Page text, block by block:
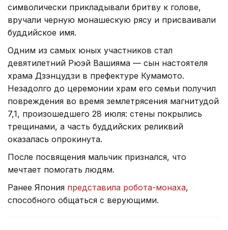
символически прикладывали бритву к голове,
вручали черную монашескую рясу и присваивали
буддийское имя.
Одним из самых юных участников стал
девятилетний Рюэй Вашияма — сын настоятеля
храма Дзэнцудзи в префектуре Кумамото.
Незадолго до церемонии храм его семьи получил
повреждения во время землетрясения магнитудой
7,1, произошедшего 28 июля: стены покрылись
трещинами, а часть буддийских реликвий
оказалась опрокинута.
После посвящения мальчик признался, что
мечтает помогать людям.
Ранее Япония представила робота-монаха,
способного общаться с верующими.